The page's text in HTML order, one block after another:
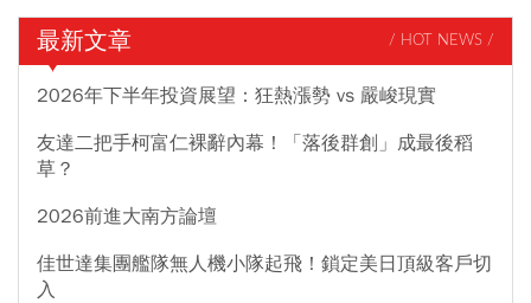
最新文章 / HOT NEWS /
2026年下半年投資展望：狂熱漲勢 vs 嚴峻現實
友達二把手柯富仁裸辭內幕！「落後群創」成最後稻
草？
2026前進大南方論壇
佳世達集團艦隊無人機小隊起飛！鎖定美日頂級客戶切
入